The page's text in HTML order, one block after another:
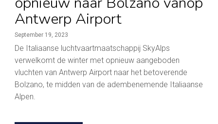
Antwerp Airport
September 19, 2023
De Italiaanse luchtvaartmaatschappij SkyAlps
verwelkomt de winter met opnieuw aangeboden
vluchten van Antwerp Airport naar het betoverende
Bolzano, te midden van de adembenemende Italiaanse
Alpen.